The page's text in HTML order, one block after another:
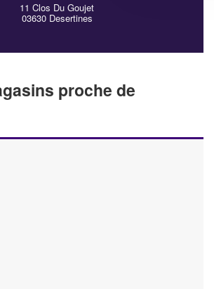
11 Clos Du Goujet
03630 Desertines
proche de